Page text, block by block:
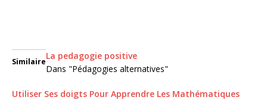
Similaire
La pedagogie positive
Dans "Pédagogies alternatives"
Utiliser Ses doigts Pour Apprendre Les Mathématiques